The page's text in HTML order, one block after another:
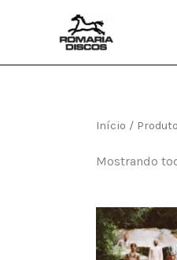
conteúdo
Início /
Mostrando